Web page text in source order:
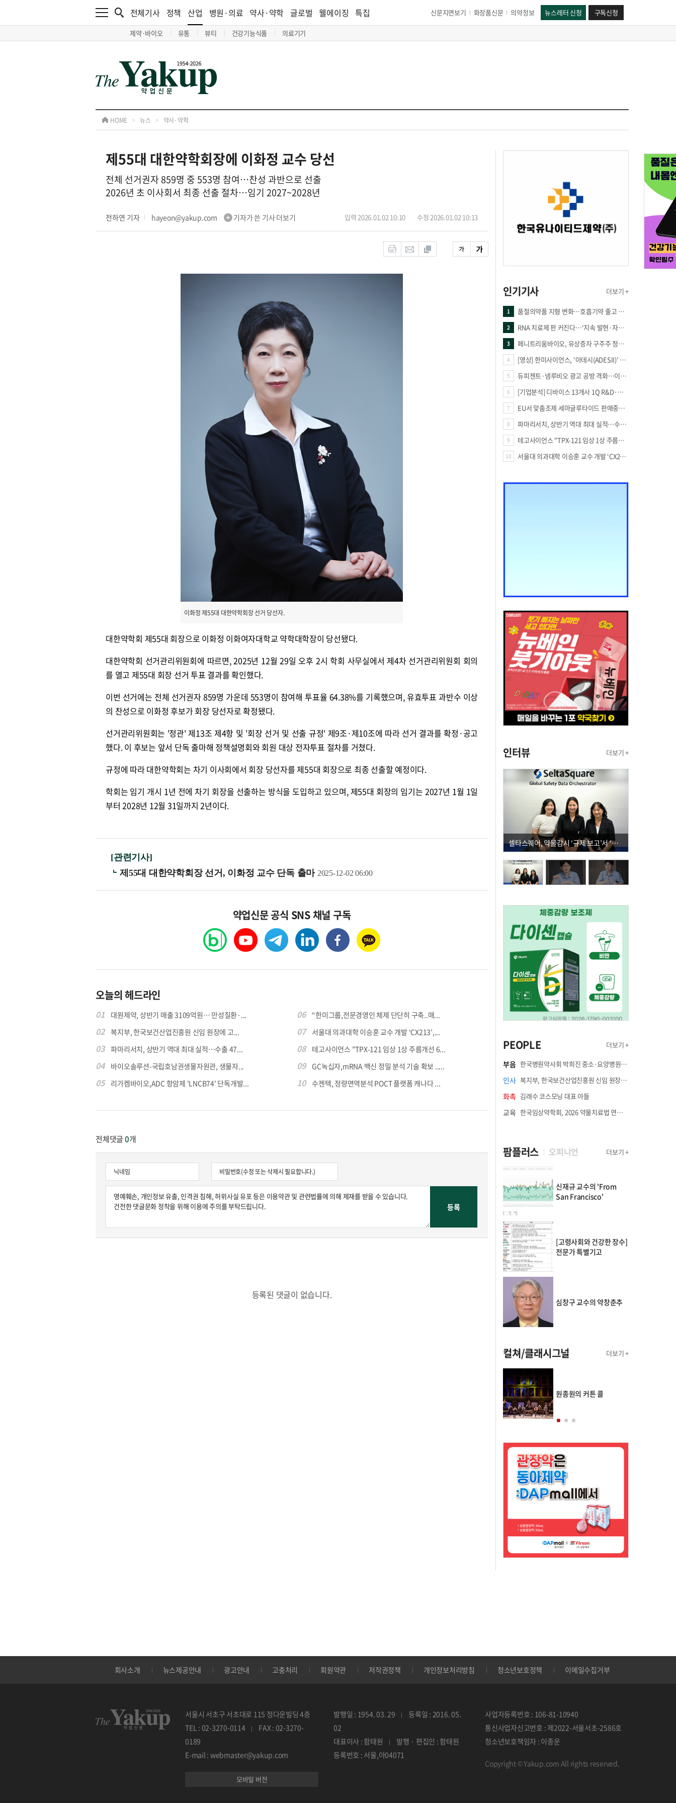
전체기사 정책 산업
제약·바이오 유통 뷰티 건강기능식품 의료기기
병원·의료 약사·약학 글로벌 웰에이징 특집 신문지면보기 화장품신문 의약정보 뉴스레터 신청 구독신청
HOME > 뉴스 > 약사·약학
제55대 대한약학회장에 이화정 교수 당선
전체 선거권자 859명 중 553명 참여…찬성 과반으로 선출
2026년 초 이사회서 최종 선출 절차…임기 2027~2028년
전하연 기자 hayeon@yakup.com 기자가 쓴 기사 더보기 입력 2026.01.02 10:10 수정 2026.01.02 10:13
이화정 제55대 대한약학회장 선거 당선자.
대한약학회 제55대 회장으로 이화정 이화여자대학교 약학대학장이 당선됐다.
대한약학회 선거관리위원회에 따르면, 2025년 12월 29일 오후 2시 학회 사무실에서 제4차 선거관리위원회 회의
를 열고 제55대 회장 선거 투표 결과를 확인했다.
이번 선거에는 전체 선거권자 859명 가운데 553명이 참여해 투표율 64.38%를 기록했으며, 유효투표 과반수 이상
의 찬성으로 이화정 후보가 회장 당선자로 확정됐다.
선거관리위원회는 '정관' 제13조 제4항 및 '회장 선거 및 선출 규정' 제9조·제10조에 따라 선거 결과를 확정·공고
했다. 이 후보는 앞서 단독 출마해 정책설명회와 회원 대상 전자투표 절차를 거쳤다.
규정에 따라 대한약학회는 차기 이사회에서 회장 당선자를 제55대 회장으로 최종 선출할 예정이다.
학회는 임기 개시 1년 전에 차기 회장을 선출하는 방식을 도입하고 있으며, 제55대 회장의 임기는 2027년 1월 1일
부터 2028년 12월 31일까지 2년이다.
[관련기사]
제55대 대한약학회장 선거, 이화정 교수 단독 출마 2025-12-02 06:00
약업신문 공식 SNS 채널 구독
오늘의 헤드라인
01 대원제약, 상반기 매출 3109억원… 만성질환·...
02 복지부, 한국보건산업진흥원 신임 원장에 고...
03 파마리서치, 상반기 역대 최대 실적…수출 47...
04 바이오솔루션-국립호남권생물자원관, 생물자...
05 리가켐바이오,ADC 항암제 'LNCB74' 단독개발...
06 “한미그룹,전문경영인 체제 단단히 구축..매...
07 서울대 의과대학 이승훈 교수 개발 ‘CX213’,...
08 테고사이언스 "TPX-121 임상 1상 주름개선 6...
09 GC녹십자,mRNA 백신 정밀 분석 기술 확보 .....
10 수젠텍, 정량면역분석 POCT 플랫폼 캐나다 ...
전체댓글0개
등록된 댓글이 없습니다.
인기기사 더보기 +
1 품절의약품 지형 변화…호흡기약 줄고 만성질환 복합제 늘었다
2 RNA 치료제 판 커진다…‘지속 발현·자가증폭·단백질 복원’ 경쟁
3 페니트리움바이오, 유상증자 구주주 청약률 91.03% 기록
4 [영상] 한미사이언스, '아데시(ADESII)' 앞세워 더마 시장 판도 바꾼다
5 듀피젠트·넴루비오 광고 공방 격화…이번엔 사노피가 일부 문구 변경
6 [기업분석] 디바이스 13개사 1Q R&D·해외매출 증가
7 EU서 맞춤조제 세마글루타이드 판매중단 판결
8 파마리서치, 상반기 역대 최대 실적…수출 47% 늘며 성장 견인
9 테고사이언스 "TPX-121 임상 1상 주름개선 66.7%·안전성 확보"
10 서울대 의과대학 이승훈 교수 개발 ‘CX213’, 미국 FDA 패스트트랙 지정
인터뷰 더보기 +
셀타스퀘어, 약물감시 ‘규제 보고’서 ‘데이터 의사결정’으로 "PVX 전환 요구 커진다"
PEOPLE 더보기 +
부음 한국병원약사회 박희진 중소·요양병원이사(충청북도 청주의료원 약제팀장) 부친상
인사 복지부, 한국보건산업진흥원 신임 원장에 고상백 교수 임명
화촉 김래수 코스모닝 대표 아들
교육 한국임상약학회, 2026 약물치료법 연수강좌 8월 21일 개최
팜플러스 오피니언 더보기 +
신재규 교수의 'From
San Francisco'
[고령사회와 건강한 장수]
전문가 특별기고
심창구 교수의 약창춘추
컬쳐/클래시그널 더보기 +
원종원의 커튼 콜
회사소개 뉴스제공안내 광고안내 고충처리 회원약관 저작권정책 개인정보처리방침 청소년보호정책 이메일수집거부
서울시 서초구 서초대로 115 정다운빌딩 4층
TEL : 02-3270-0114
FAX : 02-3270-
0189
E-mail : webmaster@yakup.com
모바일 버전
발행일 : 1954. 03. 29
등록일 : 2016. 05.
02
대표이사 : 함태원
발행 · 편집인 : 함태원
등록번호 : 서울,아04071
사업자등록번호 : 106-81-10940
통신사업자신고번호 : 제2022-서울서초-2586호
청소년보호책임자 : 이종운
Copyright © Yakup.com All rights reserved.